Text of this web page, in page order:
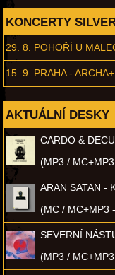
KONCERTY
29. 8. POHOŘÍ U
15. 9. PRAHA -
AKTUÁLNÍ DESKY
CARDO &
(MP3 /
ARAN SATAN -
(MC / MC+MP3
SEVERNÍ
(MP3 /